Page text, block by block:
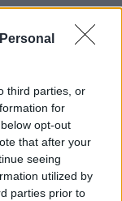
third parties, or
for
opt-out
that after your
seeing
utilized by
parties prior to